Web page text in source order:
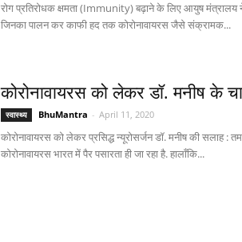
रोग प्रतिरोधक क्षमता (Immunity) बढ़ाने के लिए आयुष मंत्रालय
जिनका पालन कर काफी हद तक कोरोनावायरस जैसे संक्रामक...
कोरोनावायरस को लेकर डॉ. मनीष के
स्वास्थ्य BhuMantra - April 11, 2020
कोरोनावायरस को लेकर प्रसिद्ध न्यूरोसर्जन डॉ. मनीष की सलाह :
कोरोनावायरस भारत में पैर पसारता ही जा रहा है. हालाँकि...